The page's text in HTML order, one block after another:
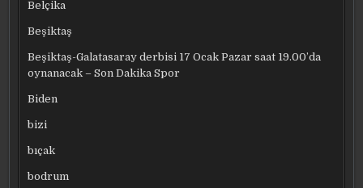
Belçika
Beşiktaş
Beşiktaş-Galatasaray derbisi 17 Ocak Pazar saat 19.00’da
oynanacak – Son Dakika Spor
Biden
bizi
bıçak
bodrum